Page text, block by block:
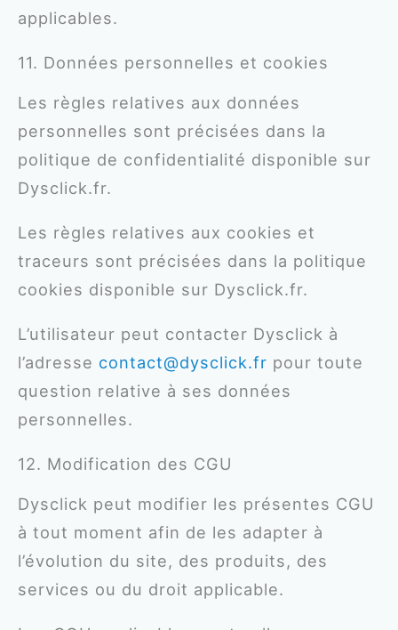
applicables.
11. Données personnelles et cookies
Les règles relatives aux données
personnelles sont précisées dans la
politique de confidentialité disponible sur
Dysclick.fr.
Les règles relatives aux cookies et
traceurs sont précisées dans la politique
cookies disponible sur Dysclick.fr.
L’utilisateur peut contacter Dysclick à
l’adresse contact@dysclick.fr pour toute
question relative à ses données
personnelles.
12. Modification des CGU
Dysclick peut modifier les présentes CGU
à tout moment afin de les adapter à
l’évolution du site, des produits, des
services ou du droit applicable.